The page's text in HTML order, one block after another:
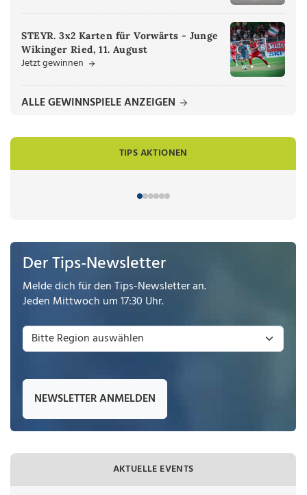
STEYR. 3x2 Karten für Vorwärts - Junge
Wikinger Ried, 11. August
Jetzt gewinnen
ALLE GEWINNSPIELE ANZEIGEN
TIPS AKTIONEN
Der Tips-Newsletter
Melde dich für den Tips-Newsletter an.
Jeden Mittwoch um 17:30 Uhr.
NEWSLETTER ANMELDEN
AKTUELLE EVENTS